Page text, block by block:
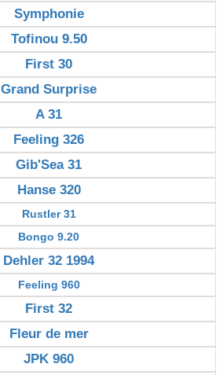
Symphonie
Tofinou 9.50
First 30
Grand Surprise
A 31
Feeling 326
Gib'Sea 31
Hanse 320
Rustler 31
Bongo 9.20
Dehler 32 1994
Feeling 960
First 32
Fleur de mer
JPK 960